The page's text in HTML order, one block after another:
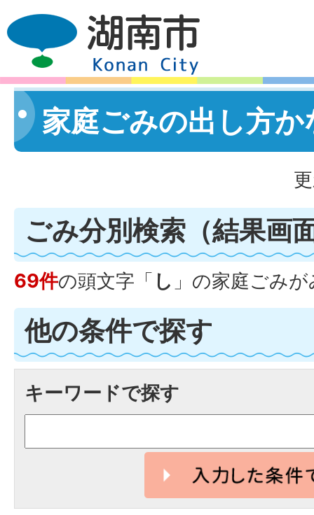
家庭ごみの出し方か
ごみ分別検索 （結果画
69件の頭文字「 し 」の家庭ごみが
他の条件で探す
キーワードで探す